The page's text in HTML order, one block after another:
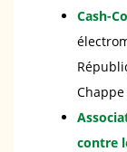
Cash-
contre